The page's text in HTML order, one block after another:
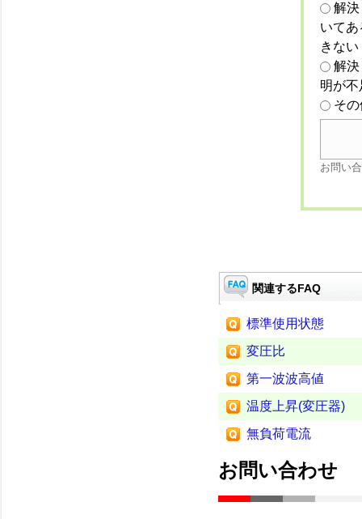
解
いて
きない
解
明が
そ
お問い
関連するFAQ
標準使用状態
変圧比
第一波波高値
温度上昇(変圧器)
無負荷電流
お問い合わせ